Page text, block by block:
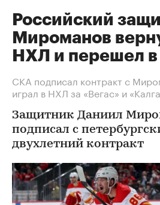
Российский
Мироманов
НХЛ и перешел
СКА подписал контракт с
играл в НХЛ за «Вегас» и
Защитник Даниил
подписал с
двухлетний контракт